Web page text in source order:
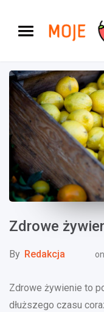
Zdrowe
By Redakcja on
Zdrowe żywienie to
dłuższego czasu